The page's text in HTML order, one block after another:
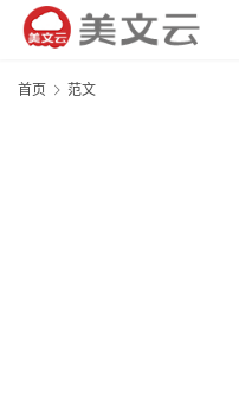
首页 范文